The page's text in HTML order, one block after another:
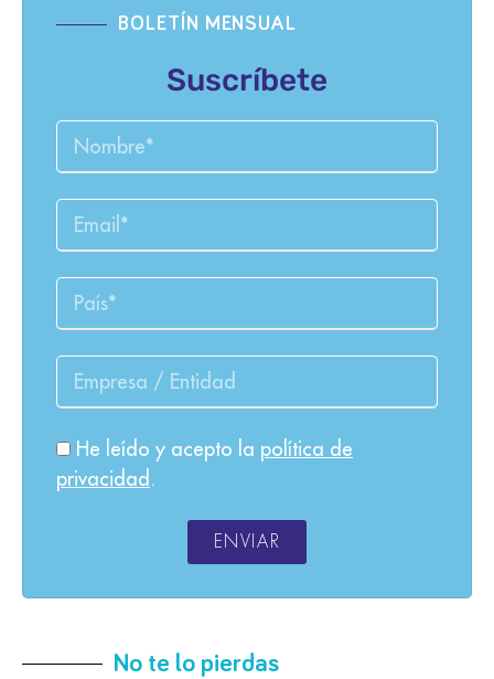
BOLETÍN MENSUAL
Suscríbete
He leído y acepto la política de
privacidad .
ENVIAR
No te lo pierdas